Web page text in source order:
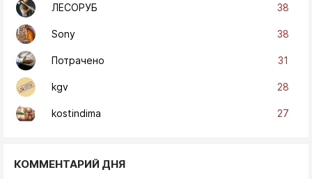
ЛЕСОРУБ 38
Sony 38
Потрачено 31
kgv 28
kostindima 27
КОММЕНТАРИЙ ДНЯ